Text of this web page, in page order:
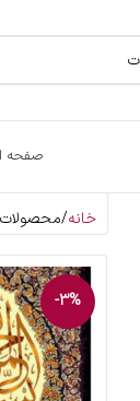
صفحه
خانه
-3%